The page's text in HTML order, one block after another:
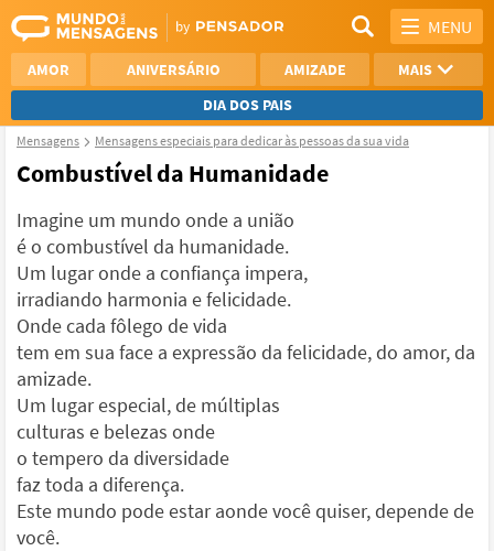
MENU
AMOR ANIVERSÁRIO AMIZADE
MAIS
DIA DOS PAIS
REFLEXÃO
AGRADECIMENTO
NAMORO
Mensagens Mensagens especiais para dedicar às pessoas da sua vida
Combustível da Humanidade
Imagine um mundo onde a união
é o combustível da humanidade.
Um lugar onde a confiança impera,
irradiando harmonia e felicidade.
Onde cada fôlego de vida
tem em sua face a expressão da felicidade, do amor, da
amizade.
Um lugar especial, de múltiplas
culturas e belezas onde
o tempero da diversidade
faz toda a diferença.
Este mundo pode estar aonde você quiser, depende de
você.